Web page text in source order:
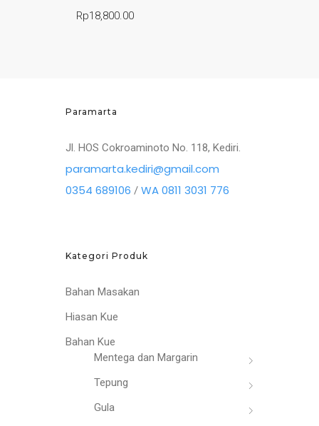
Rp18,800.00
Paramarta
Jl. HOS Cokroaminoto No. 118, Kediri.
paramarta.kediri@gmail.com
0354 689106 / WA 0811 3031 776
Kategori Produk
Bahan Masakan
Hiasan Kue
Bahan Kue
Mentega dan Margarin
Tepung
Gula